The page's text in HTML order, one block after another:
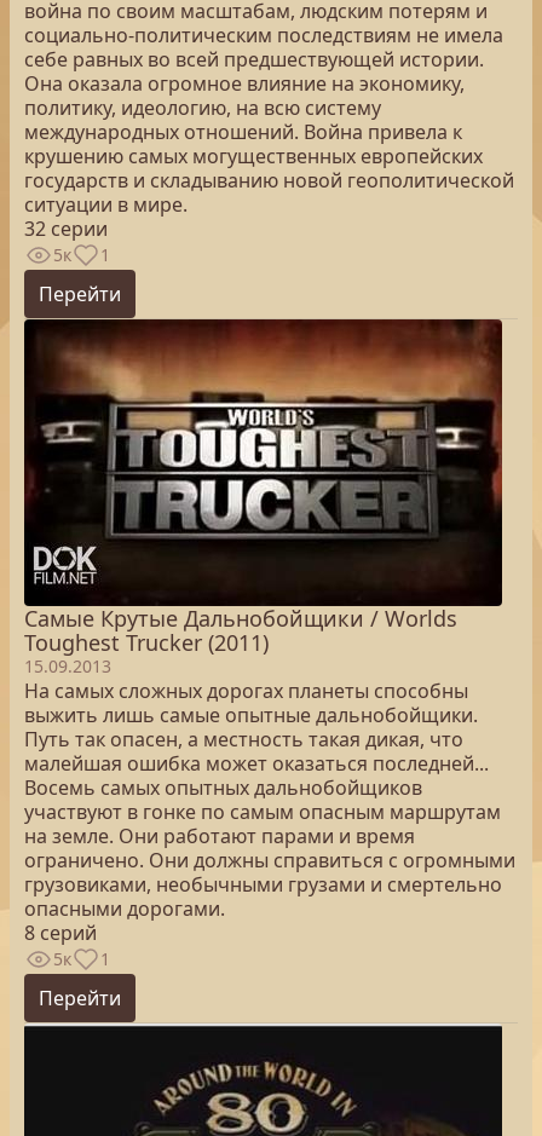
война по своим масштабам, людским потерям и
социально-политическим последствиям не имела
себе равных во всей предшествующей истории.
Она оказала огромное влияние на экономику,
политику, идеологию, на всю систему
международных отношений. Война привела к
крушению самых могущественных европейских
государств и складыванию новой геополитической
ситуации в мире.
32 серии
5к 1
Перейти
Самые Крутые Дальнобойщики / Worlds
Toughest Trucker (2011)
15.09.2013
На самых сложных дорогах планеты способны
выжить лишь самые опытные дальнобойщики.
Путь так опасен, а местность такая дикая, что
малейшая ошибка может оказаться последней...
Восемь самых опытных дальнобойщиков
участвуют в гонке по самым опасным маршрутам
на земле. Они работают парами и время
ограничено. Они должны справиться с огромными
грузовиками, необычными грузами и смертельно
опасными дорогами.
8 серий
5к 1
Перейти